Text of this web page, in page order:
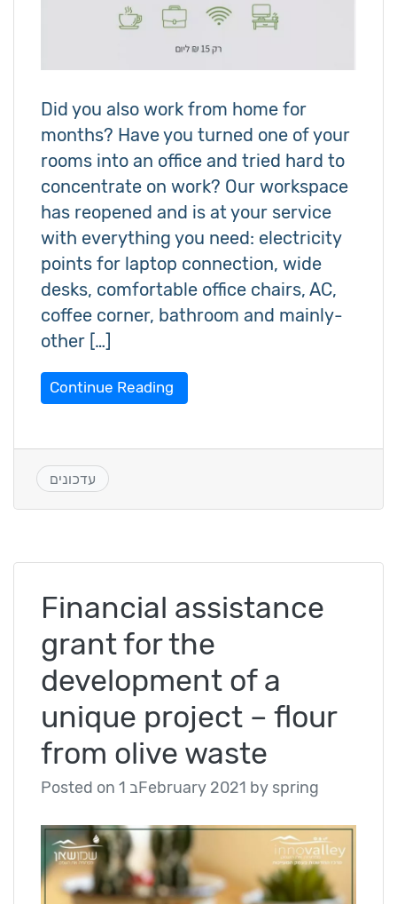
Did you also work from home for
months? Have you turned one of your
rooms into an office and tried hard to
concentrate on work? Our workspace
has reopened and is at your service
with everything you need: electricity
points for laptop connection, wide
desks, comfortable office chairs, AC,
coffee corner, bathroom and mainly-
other […]
Continue Reading
עדכונים
Financial assistance
grant for the
development of a
unique project – flour
from olive waste
Posted on 1 בFebruary 2021 by spring